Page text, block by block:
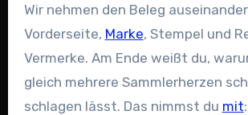
Wir nehmen den Beleg
Vorderseite, Marke, Stempel und
Vermerke. Am Ende weißt du,
gleich mehrere Sammlerherzen
schlagen lässt. Das nimmst du mit: